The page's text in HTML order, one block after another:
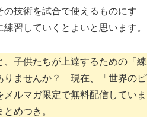
の技術を試合で使えるものにす
習していくとよいと思います。
、子供たちが上達するための「練
りませんか？ 現在、「世界のピ
ルマガ限定で無料配信していま
めつき。